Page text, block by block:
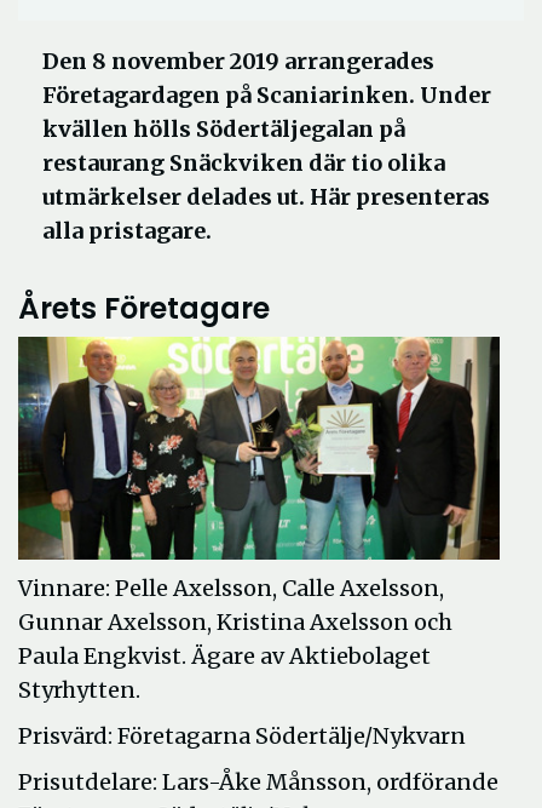
Den 8 november 2019 arrangerades
Företagardagen på Scaniarinken. Under
kvällen hölls Södertäljegalan på
restaurang Snäckviken där tio olika
utmärkelser delades ut. Här presenteras
alla pristagare.
Årets Företagare
Vinnare: Pelle Axelsson, Calle Axelsson,
Gunnar Axelsson, Kristina Axelsson och
Paula Engkvist. Ägare av Aktiebolaget
Styrhytten.
Prisvärd: Företagarna Södertälje/Nykvarn
Prisutdelare: Lars-Åke Månsson, ordförande